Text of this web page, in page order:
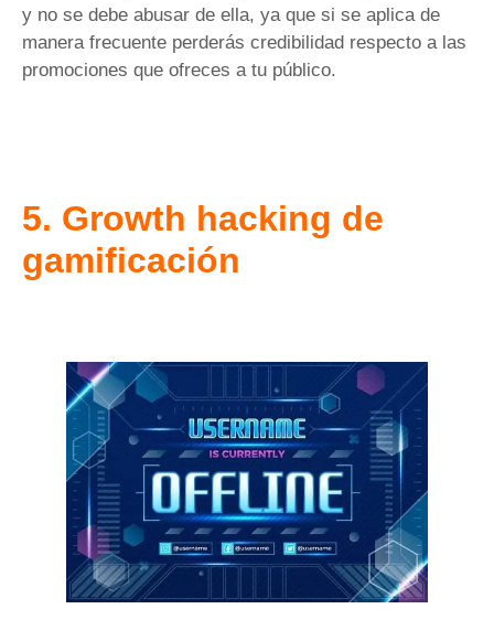
y no se debe abusar de ella, ya que si se aplica de
manera frecuente perderás credibilidad respecto a las
promociones que ofreces a tu público.
5. Growth hacking de
gamificación